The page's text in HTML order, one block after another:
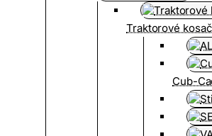
Traktorové
Cub-